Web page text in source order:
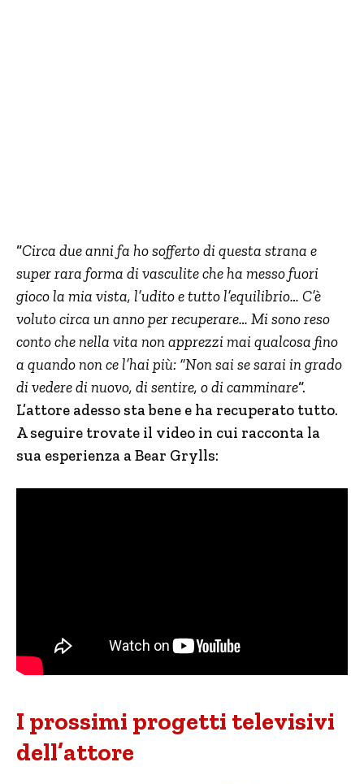
“Circa due anni fa ho sofferto di questa strana e
super rara forma di vasculite che ha messo fuori
gioco la mia vista, l’udito e tutto l’equilibrio… C’è
voluto circa un anno per recuperare… Mi sono reso
conto che nella vita non apprezzi mai qualcosa fino
a quando non ce l’hai più: “Non sai se sarai in grado
di vedere di nuovo, di sentire, o di camminare“.
L’attore adesso sta bene e ha recuperato tutto.
A seguire trovate il video in cui racconta la
sua esperienza a Bear Grylls:
I prossimi progetti televisivi
dell’attore